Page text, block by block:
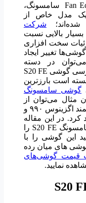
سری گوشی‌های FE یا همان Fan Edition سامسونگ،
یک مدل خاص از
شرکت
بالایی نسبت
سخت افزاری
تغییر ایجاد
در دسته
گوشی‌های میان رده قرار داد. با بررسی گوشی S20 FE
است بارزترین
گوشی سامسونگ
مثال می‌توان از
نمایشگر ۱۲۰ هرتزی، تراشه‌ی قدرتمند اگزینوس ۹۹۰ و
در این مقاله
سعی داریم تا مشخصات گوشی سامسونگ S20 FE را
این گوشی را با
های میان رده
قیمت گوشی‌های
نمایید.
S20